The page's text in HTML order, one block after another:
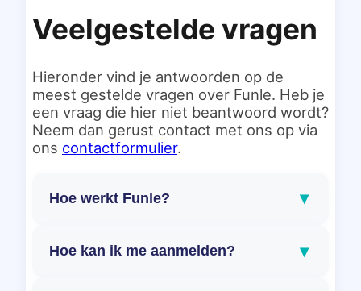
Veelgestelde vragen
Hieronder vind je antwoorden op de
meest gestelde vragen over Funle. Heb je
een vraag die hier niet beantwoord wordt?
Neem dan gerust contact met ons op via
ons contactformulier.
Hoe werkt Funle? ▾
Hoe kan ik me aanmelden? ▾